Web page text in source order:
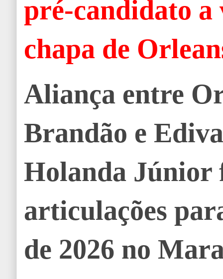
pré-candidato a
chapa de
Aliança entre
Brandão e
Holanda Júnior
articulações
de 2026 no